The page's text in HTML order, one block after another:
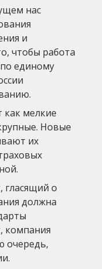
нас
и
чтобы работа
единому
как мелкие
Новые
их
гласящий о
должна
компания
очередь,